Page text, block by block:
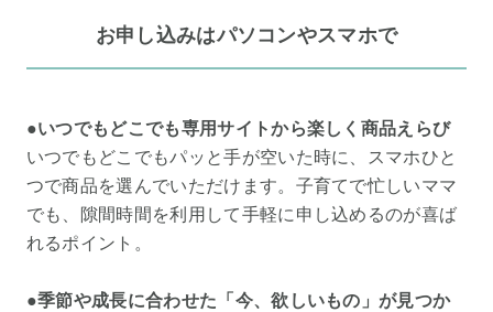
お申し込みはパソコンやスマホで
●いつでもどこでも専用サイトから楽しく商品えらび
いつでもどこでもパッと手が空いた時に、スマホひと
つで商品を選んでいただけます。子育てで忙しいママ
でも、隙間時間を利用して手軽に申し込めるのが喜ば
れるポイント。
●季節や成長に合わせた「今、欲しいもの」が見つか